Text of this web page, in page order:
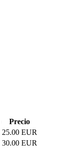
Precio
25.00 EUR
30.00 EUR